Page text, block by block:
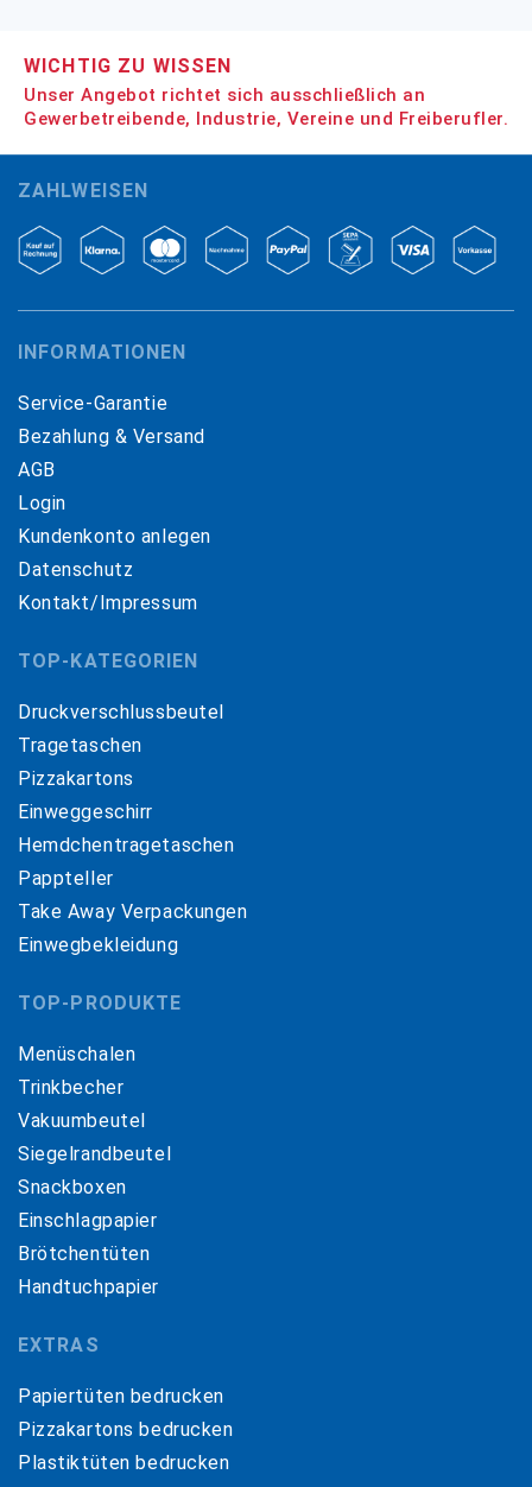
WICHTIG ZU WISSEN
Unser Angebot richtet sich ausschließlich an
Gewerbetreibende, Industrie, Vereine und Freiberufler.
ZAHLWEISEN
INFORMATIONEN
Service-Garantie
Bezahlung & Versand
AGB
Login
Kundenkonto anlegen
Datenschutz
Kontakt/Impressum
TOP-KATEGORIEN
Druckverschlussbeutel
Tragetaschen
Pizzakartons
Einweggeschirr
Hemdchentragetaschen
Pappteller
Take Away Verpackungen
Einwegbekleidung
TOP-PRODUKTE
Menüschalen
Trinkbecher
Vakuumbeutel
Siegelrandbeutel
Snackboxen
Einschlagpapier
Brötchentüten
Handtuchpapier
EXTRAS
Papiertüten bedrucken
Pizzakartons bedrucken
Plastiktüten bedrucken